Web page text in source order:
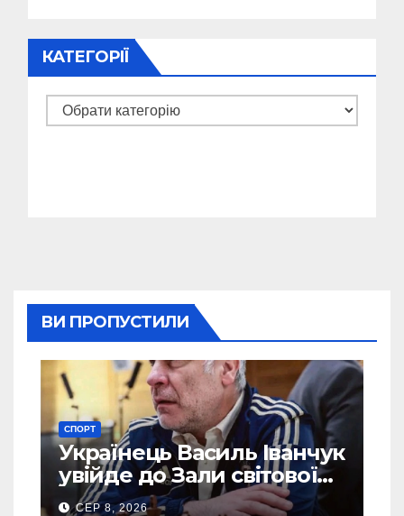
КАТЕГОРІЇ
Категорії
ВИ ПРОПУСТИЛИ
СПОРТ
Українець Василь Іванчук
увійде до Зали світової
шахової слави
СЕР 8, 2026